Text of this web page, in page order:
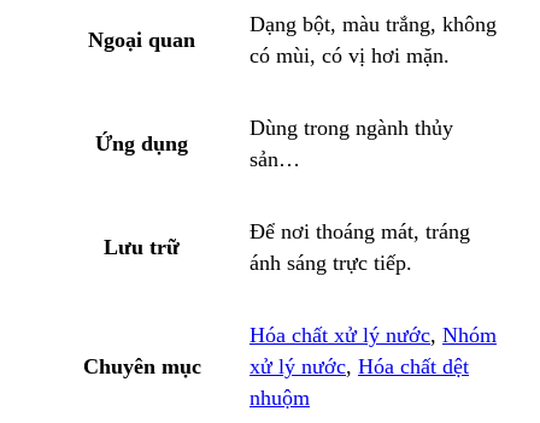
Ngoại quan
Dạng bột, màu trắng, không
có mùi, có vị hơi mặn.
Ứng dụng
Dùng trong ngành thủy
sản…
Lưu trữ
Để nơi thoáng mát, tráng
ánh sáng trực tiếp.
Chuyên mục
Hóa chất xử lý nước, Nhóm
xử lý nước, Hóa chất dệt
nhuộm